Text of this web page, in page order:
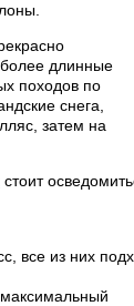
более длинные
походов по
снега,
затем на
стоит
все из них